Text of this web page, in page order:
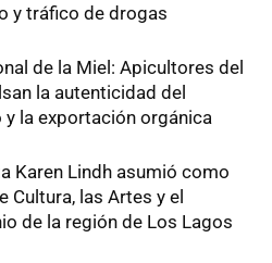
y tráfico de drogas
de la Miel: Apicultores del
la autenticidad del
la exportación orgánica
Karen Lindh asumió como
Cultura, las Artes y el
de la región de Los Lagos